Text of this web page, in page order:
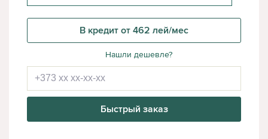
В кредит от 462 лей/мес
Нашли дешевле?
Быстрый заказ